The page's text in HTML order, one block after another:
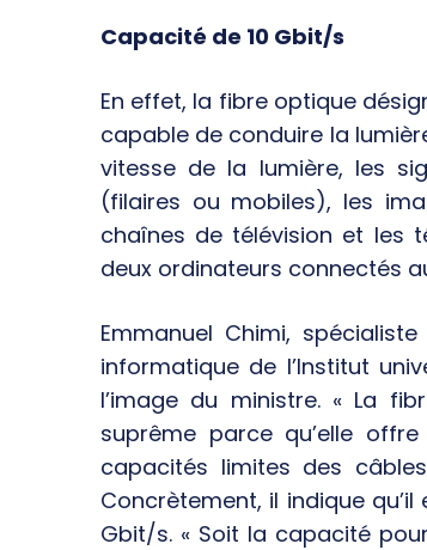
Capacité de 10 Gbit/s
En effet, la fibre optique
capable de conduire la
vitesse de la lumière, les
(filaires ou mobiles), les
chaînes de télévision et les
deux ordinateurs connectés
Emmanuel Chimi,
informatique de l’Institut
l’image du ministre. « La
suprême parce qu’elle
capacités limites des
Concrètement, il indique
Gbit/s. « Soit la capacité